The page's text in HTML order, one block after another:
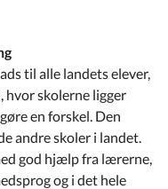
til alle landets elever,
skolerne ligger
en forskel. Den
andre skoler i landet.
god hjælp fra lærerne,
og i det hele